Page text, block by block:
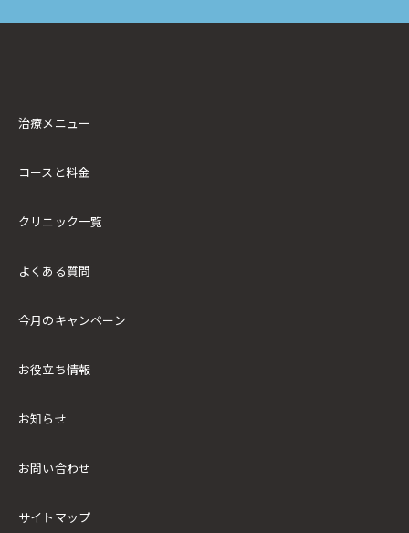
治療メニュー
コースと料金
クリニック一覧
よくある質問
今月のキャンペーン
お役立ち情報
お知らせ
お問い合わせ
サイトマップ